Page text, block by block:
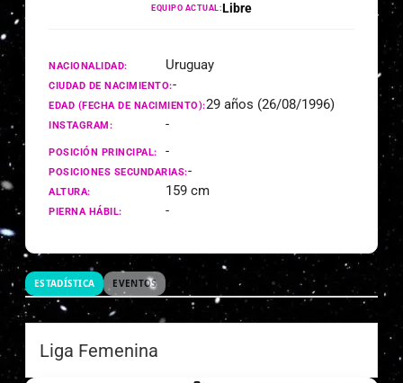
EQUIPO ACTUAL:Libre
NACIONALIDAD: Uruguay
CIUDAD DE NACIMIENTO:-
EDAD (FECHA DE NACIMIENTO):29 años (26/08/1996)
INSTAGRAM: -
POSICIÓN PRINCIPAL: -
POSICIONES SECUNDARIAS:-
ALTURA: 159 cm
PIERNA HÁBIL: -
ESTADÍSTICA EVENTOS
Liga Femenina